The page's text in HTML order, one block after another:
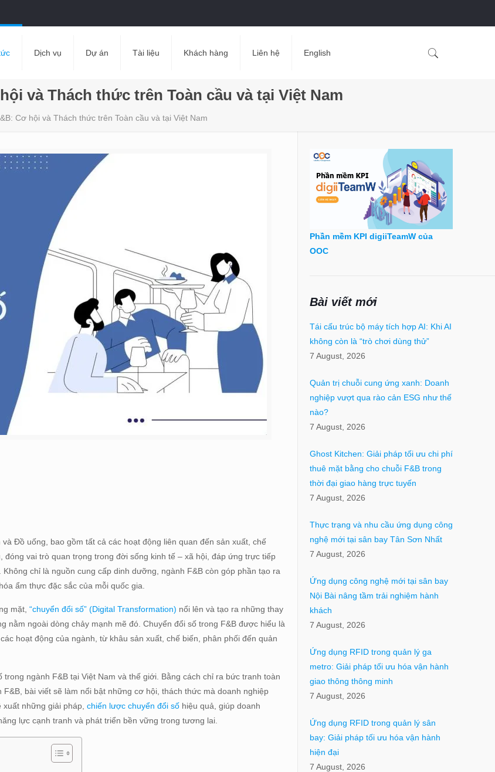
Dịch vụ Dự án Tài liệu Khách hàng Liên hệ English
và Thách thức trên Toàn cầu và tại Việt Nam
Cơ hội và Thách thức trên Toàn cầu và tại Việt Nam
Đồ uống, bao gồm tất cả các hoạt động liên quan đến sản xuất, chế
vai trò quan trọng trong đời sống kinh tế – xã hội, đáp ứng trực tiếp
chỉ là nguồn cung cấp dinh dưỡng, ngành F&B còn góp phần tạo ra
ẩm thực đặc sắc của mỗi quốc gia.
mặt,“chuyển đổi số” (Digital Transformation) nổi lên và tạo ra những thay
nằm ngoài dòng chảy mạnh mẽ đó. Chuyển đổi số trong F&B được hiểu là
hoạt động của ngành, từ khâu sản xuất, chế biến, phân phối đến quản
ngành F&B tại Việt Nam và thế giới. Bằng cách chỉ ra bức tranh toàn
bài viết sẽ làm nổi bật những cơ hội, thách thức mà doanh nghiệp
xuất những giải pháp,chiến lược chuyển đổi số hiệu quả, giúp doanh
lực cạnh tranh và phát triển bền vững trong tương lai.
Phần mềm KPI digiiTeamW của
OOC
Bài viết mới
Tái cấu trúc bộ máy tích hợp AI: Khi AI
không còn là “trò chơi dùng thử”
7 August, 2026
Quản trị chuỗi cung ứng xanh: Doanh
nghiệp vượt qua rào cản ESG như thế
nào?
7 August, 2026
Ghost Kitchen: Giải pháp tối ưu chi phí
thuê mặt bằng cho chuỗi F&B trong
thời đại giao hàng trực tuyến
7 August, 2026
Thực trạng và nhu cầu ứng dụng công
nghệ mới tại sân bay Tân Sơn Nhất
7 August, 2026
Ứng dụng công nghệ mới tại sân bay
Nội Bài nâng tầm trải nghiệm hành
khách
7 August, 2026
Ứng dụng RFID trong quản lý ga
metro: Giải pháp tối ưu hóa vận hành
giao thông thông minh
7 August, 2026
Ứng dụng RFID trong quản lý sân
bay: Giải pháp tối ưu hóa vận hành
hiện đại
7 August, 2026